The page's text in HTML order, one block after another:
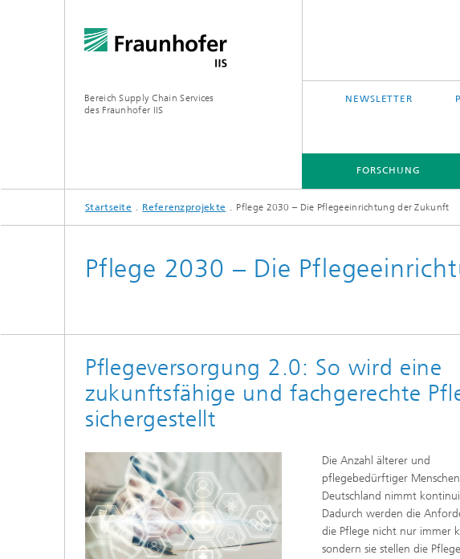
Bereich Supply Chain Services
des Fraunhofer IIS
NEWSLETTER
FORSCHUNG
FORSCHUNG
ÜBER UNS
Innovation and
Startseite Referenzprojekte Pflege 2030 – Die Pflegeeinrichtung der Zukunft
Pflege 2030 – Die
Pflegeversorgung 2.0: So wird eine
zukunftsfähige und fachgerechte
sichergestellt
Die Anzahl älterer und
pflegebedürftiger
Deutschland nimmt
Dadurch werden die
die Pflege nicht nur immer
sondern sie stellen die